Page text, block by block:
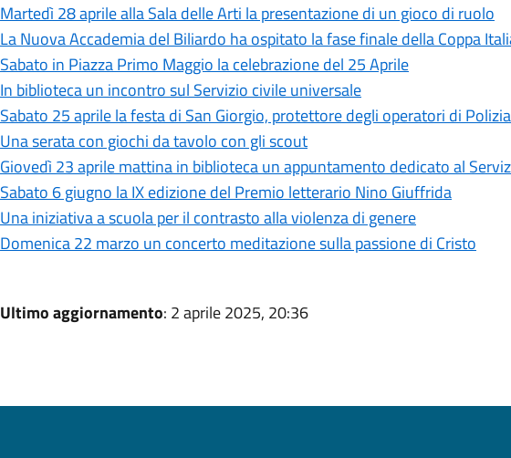
Martedì 28 aprile alla Sala delle Arti la presentazione di un gioco di ruolo
La Nuova Accademia del Biliardo ha ospitato la fase finale della Coppa
Sabato in Piazza Primo Maggio la celebrazione del 25 Aprile
In biblioteca un incontro sul Servizio civile universale
Sabato 25 aprile la festa di San Giorgio, protettore degli operatori di Polizia
Una serata con giochi da tavolo con gli scout
Giovedì 23 aprile mattina in biblioteca un appuntamento dedicato al
Sabato 6 giugno la IX edizione del Premio letterario Nino Giuffrida
Una iniziativa a scuola per il contrasto alla violenza di genere
Domenica 22 marzo un concerto meditazione sulla passione di Cristo
Ultimo aggiornamento: 2 aprile 2025, 20:36